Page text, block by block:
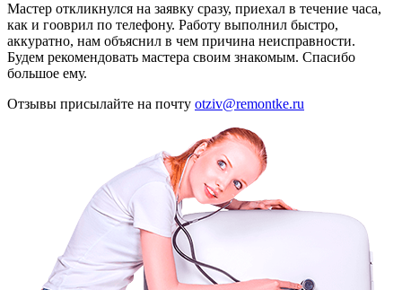
Мастер откликнулся на заявку сразу, приехал в течение часа,
как и гооврил по телефону. Работу выполнил быстро,
аккуратно, нам объяснил в чем причина неисправности.
Будем рекомендовать мастера своим знакомым. Спасибо
большое ему.
Отзывы присылайте на почту otziv@remontke.ru